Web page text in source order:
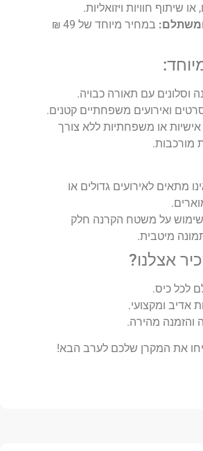
שיתוף חוויות ויזואליות.
ומשתלם:
במחיר מיוחד של 49 ₪
וסלונים עם תאורה כבויה.
ואירועים משפחתיים קטנים.
אישיות או משפחתיות ללא צורך
מורכבות.
מתאים לאירועים גדולים או
על משטח הקרנה חלק
מיטבית.
אצלנו?
לכל כיס.
אדיב ומקצועי.
והזמנה מהירה.
את המקרן שלכם לערב הבא!